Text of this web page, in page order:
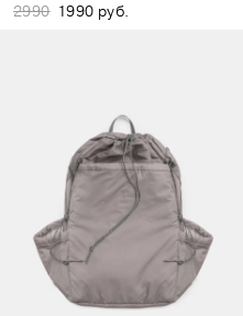
2990 1990 руб.